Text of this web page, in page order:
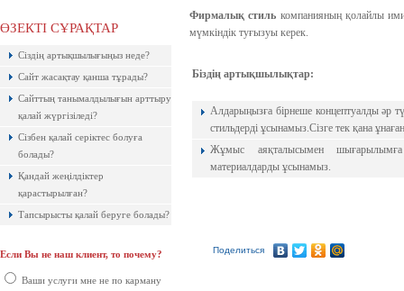
ӨЗЕКТІ СҰРАҚТАР
Сіздің артықшылығыңыз неде?
Сайт жасақтау қанша тұрады?
Сайттың танымалдылығын арттыру
қалай жүргізіледі?
Сізбен қалай серіктес болуға
болады?
Қандай жеңілдіктер
қарастырылған?
Тапсырысты қалай беруге болады?
Если Вы не наш клиент, то почему?
Ваши услуги мне не по карману
керемет хостингі. Жылдармен
ұнайтыны анық, қазір байқап көр!
Ақпараттық қауіпсіздік шеңберінде
қарқынды дамып жатырған
компаниялардың бірі болып саналады.
Фирмалық стиль компанияның қолайлы
мүмкіндік туғызуы керек.
Біздің артықшылықтар:
Алдарыңызға бiрнеше концептуалды әр
стильдерді ұсынамыз.Сізге тек қана
Жұмыс аяқталысымен
материалдарды ұсынамыз.
Поделиться